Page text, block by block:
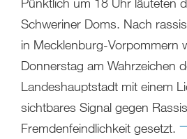
Schweriner Doms. Nach
in Mecklenburg-Vorpommern
Donnerstag am Wahrzeichen
Landeshauptstadt mit einem
sichtbares Signal gegen
Fremdenfeindlichkeit gesetzt.